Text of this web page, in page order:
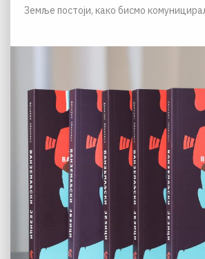
Земље постоји, како бисмо